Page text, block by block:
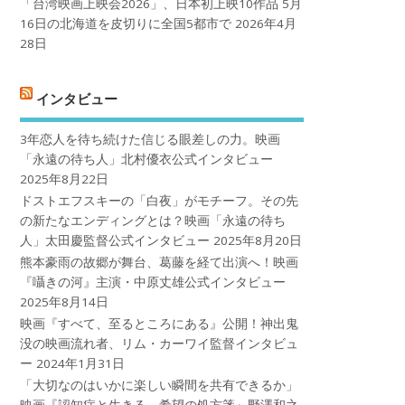
「台湾映画上映会2026」、日本初上映10作品 5月
16日の北海道を皮切りに全国5都市で 2026年4月
28日
インタビュー
3年恋人を待ち続けた信じる眼差しの力。映画
「永遠の待ち人」北村優衣公式インタビュー
2025年8月22日
ドストエフスキーの「白夜」がモチーフ。その先
の新たなエンディングとは？映画「永遠の待ち
人」太田慶監督公式インタビュー 2025年8月20日
熊本豪雨の故郷が舞台、葛藤を経て出演へ！映画
『囁きの河』主演・中原丈雄公式インタビュー
2025年8月14日
映画『すべて、至るところにある』公開！神出鬼
没の映画流れ者、リム・カーワイ監督インタビュ
ー 2024年1月31日
「大切なのはいかに楽しい瞬間を共有できるか」